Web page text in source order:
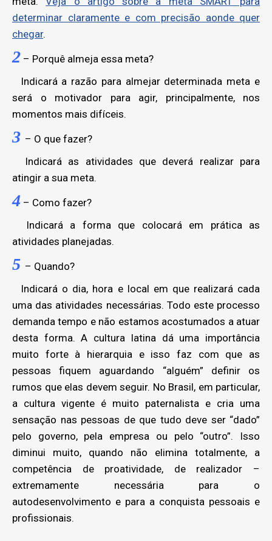
determinar claramente e com precisão aonde quer
chegar.
2 – Porquê almeja essa meta?
Indicará a razão para almejar determinada meta e
será o motivador para agir, principalmente, nos
momentos mais difíceis.
3 – O que fazer?
Indicará as atividades que deverá realizar para
atingir a sua meta.
4 – Como fazer?
Indicará a forma que colocará em prática as
atividades planejadas.
5 – Quando?
Indicará o dia, hora e local em que realizará cada
uma das atividades necessárias. Todo este processo
demanda tempo e não estamos acostumados a atuar
desta forma. A cultura latina dá uma importância
muito forte à hierarquia e isso faz com que as
pessoas fiquem aguardando “alguém” definir os
rumos que elas devem seguir. No Brasil, em particular,
a cultura vigente é muito paternalista e cria uma
sensação nas pessoas de que tudo deve ser “dado”
pelo governo, pela empresa ou pelo “outro”. Isso
diminui muito, quando não elimina totalmente, a
competência de proatividade, de realizador –
extremamente necessária para o
autodesenvolvimento e para a conquista pessoais e
profissionais.